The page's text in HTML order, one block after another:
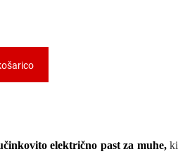
električno past za muhe, ki